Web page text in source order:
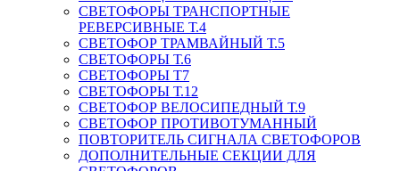
СВЕТОФОРЫ ТРАНСПОРТНЫЕ
РЕВЕРСИВНЫЕ Т.4
СВЕТОФОР ТРАМВАЙНЫЙ Т.5
СВЕТОФОРЫ Т.6
СВЕТОФОРЫ Т7
СВЕТОФОРЫ Т.12
СВЕТОФОР ВЕЛОСИПЕДНЫЙ Т.9
СВЕТОФОР ПРОТИВОТУМАННЫЙ
ПОВТОРИТЕЛЬ СИГНАЛА СВЕТОФОРОВ
ДОПОЛНИТЕЛЬНЫЕ СЕКЦИИ ДЛЯ